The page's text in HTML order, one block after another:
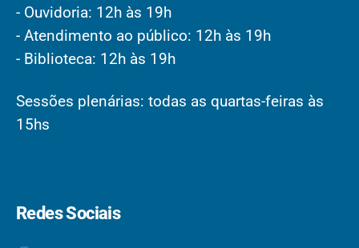
- Ouvidoria: 12h às 19h
- Atendimento ao público: 12h às 19h
- Biblioteca: 12h às 19h
Sessões plenárias: todas as quartas-feiras às
15hs
Redes Sociais